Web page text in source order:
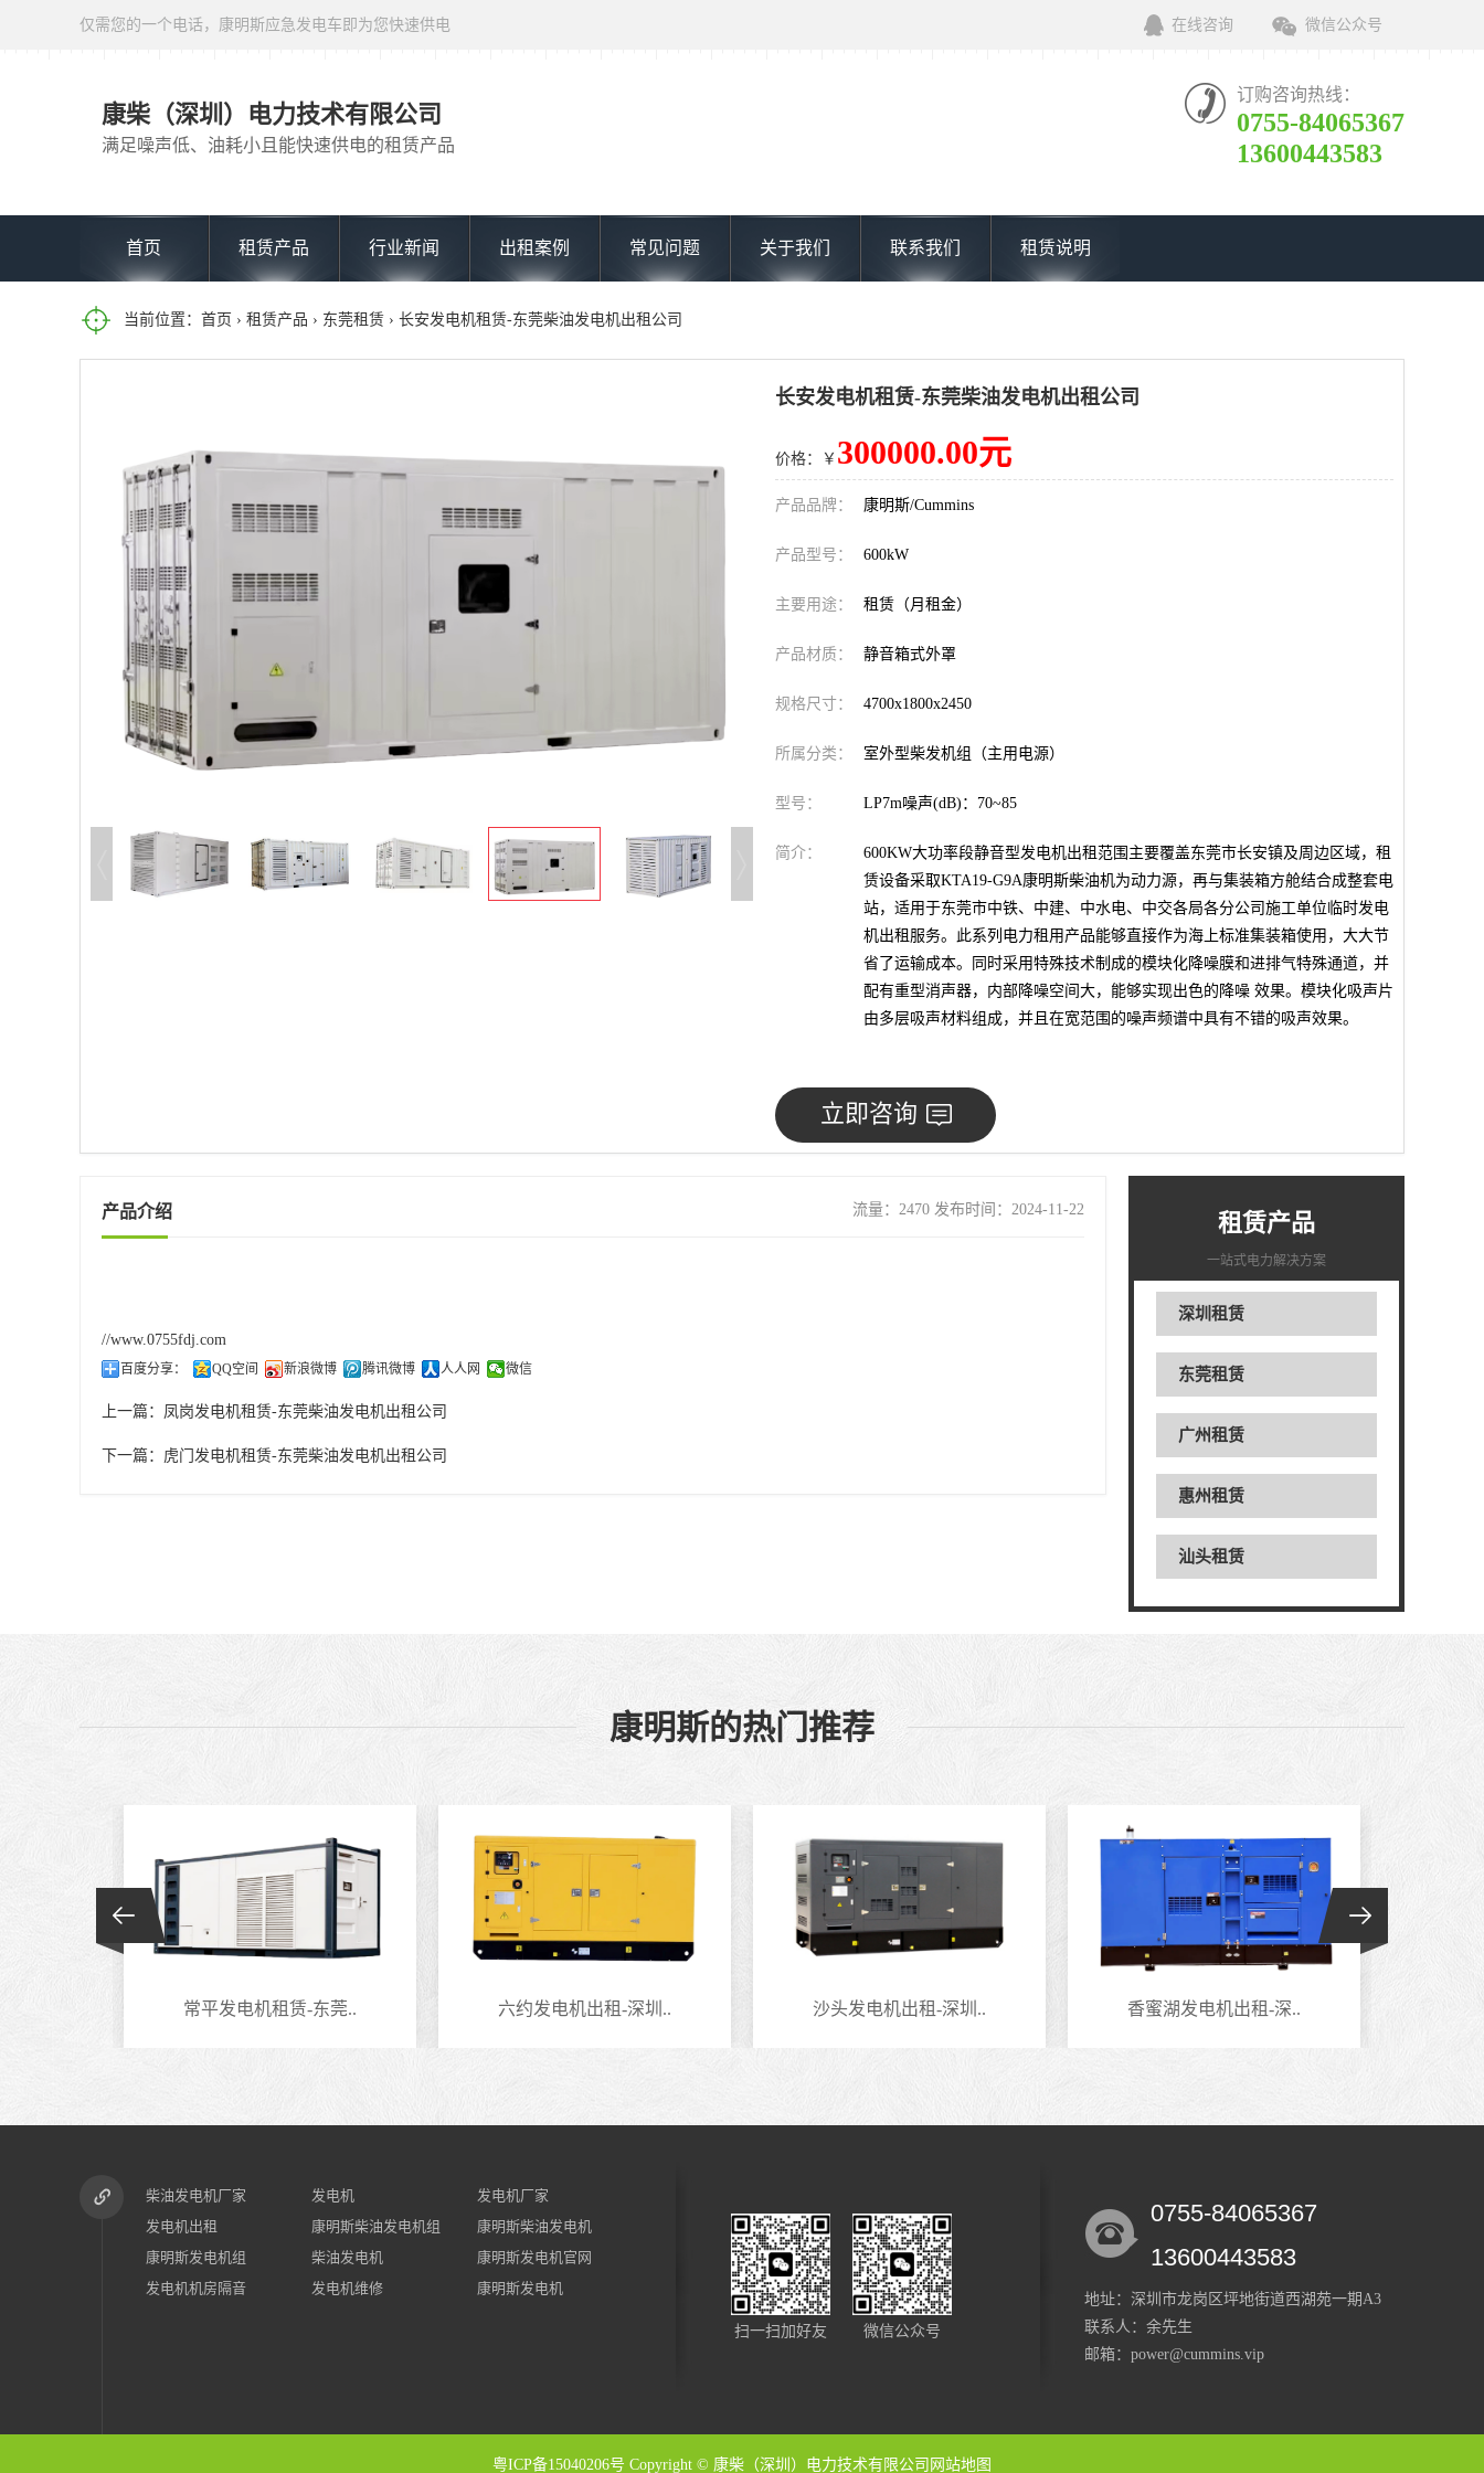
仅需您的一个电话，康明斯应急发电车即为您快速供电 在线咨询 微信公众号
康柴（深圳）电力技术有限公司
满足噪声低、油耗小且能快速供电的租赁产品
订购咨询热线：
0755-84065367
13600443583
首页 租赁产品 行业新闻 出租案例 常见问题 关于我们 联系我们 租赁说明
当前位置： 首页 › 租赁产品 › 东莞租赁 › 长安发电机租赁-东莞柴油发电机出租公司
长安发电机租赁-东莞柴油发电机出租公司
价格：￥ 300000.00元
产品品牌： 康明斯/Cummins
产品型号： 600kW
主要用途： 租赁（月租金）
产品材质： 静音箱式外罩
规格尺寸： 4700x1800x2450
所属分类： 室外型柴发机组（主用电源）
型号： LP7m噪声(dB)：70~85
简介：
600KW大功率段静音型发电机出租范围主要覆盖东莞市长安镇及周边区域，租
赁设备采取KTA19-G9A康明斯柴油机为动力源，再与集装箱方舱结合成整套电
站，适用于东莞市中铁、中建、中水电、中交各局各分公司施工单位临时发电
机出租服务。此系列电力租用产品能够直接作为海上标准集装箱使用，大大节
省了运输成本。同时采用特殊技术制成的模块化降噪膜和进排气特殊通道，并
配有重型消声器，内部降噪空间大，能够实现出色的降噪 效果。模块化吸声片
由多层吸声材料组成，并且在宽范围的噪声频谱中具有不错的吸声效果。
立即咨询
租赁产品
一站式电力解决方案
深圳租赁
东莞租赁
广州租赁
惠州租赁
汕头租赁
产品介绍 流量：2470 发布时间：2024-11-22
//www.0755fdj.com
百度分享： QQ空间 新浪微博 腾讯微博 人人网 微信
上一篇： 凤岗发电机租赁-东莞柴油发电机出租公司
下一篇： 虎门发电机租赁-东莞柴油发电机出租公司
康明斯的热门推荐
常平发电机租赁-东莞.. 六约发电机出租-深圳.. 沙头发电机出租-深圳.. 香蜜湖发电机出租-深..
柴油发电机厂家 发电机
发电机厂家
发电机出租
康明斯柴油发电机组
康明斯柴油发电机
康明斯发电机组
柴油发电机
康明斯发电机官网
发电机机房隔音
发电机维修 康明斯发电机
扫一扫加好友 微信公众号
0755-84065367
13600443583
地址：深圳市龙岗区坪地街道西湖苑一期A3
联系人：余先生
邮箱：power@cummins.vip
粤ICP备15040206号 Copyright © 康柴（深圳）电力技术有限公司 网站地图